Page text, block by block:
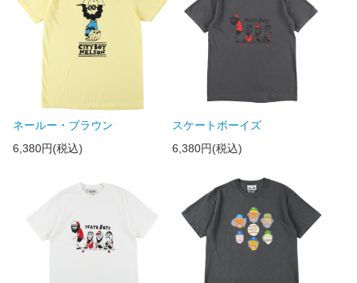
ネールー・ブラウン
6,380円(税込)
スケートボーイズ
6,380円(税込)